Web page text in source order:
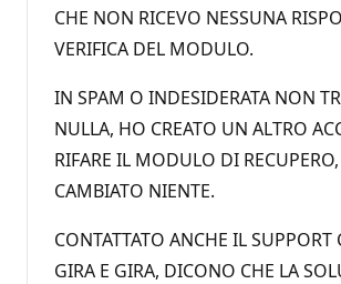
CHE NON RICEVO NESSUNA
VERIFICA DEL MODULO.
IN SPAM O INDESIDERATA NON
NULLA, HO CREATO UN ALTRO
RIFARE IL MODULO DI
CAMBIATO NIENTE.
CONTATTATO ANCHE IL SUPPORT
GIRA E GIRA, DICONO CHE LA